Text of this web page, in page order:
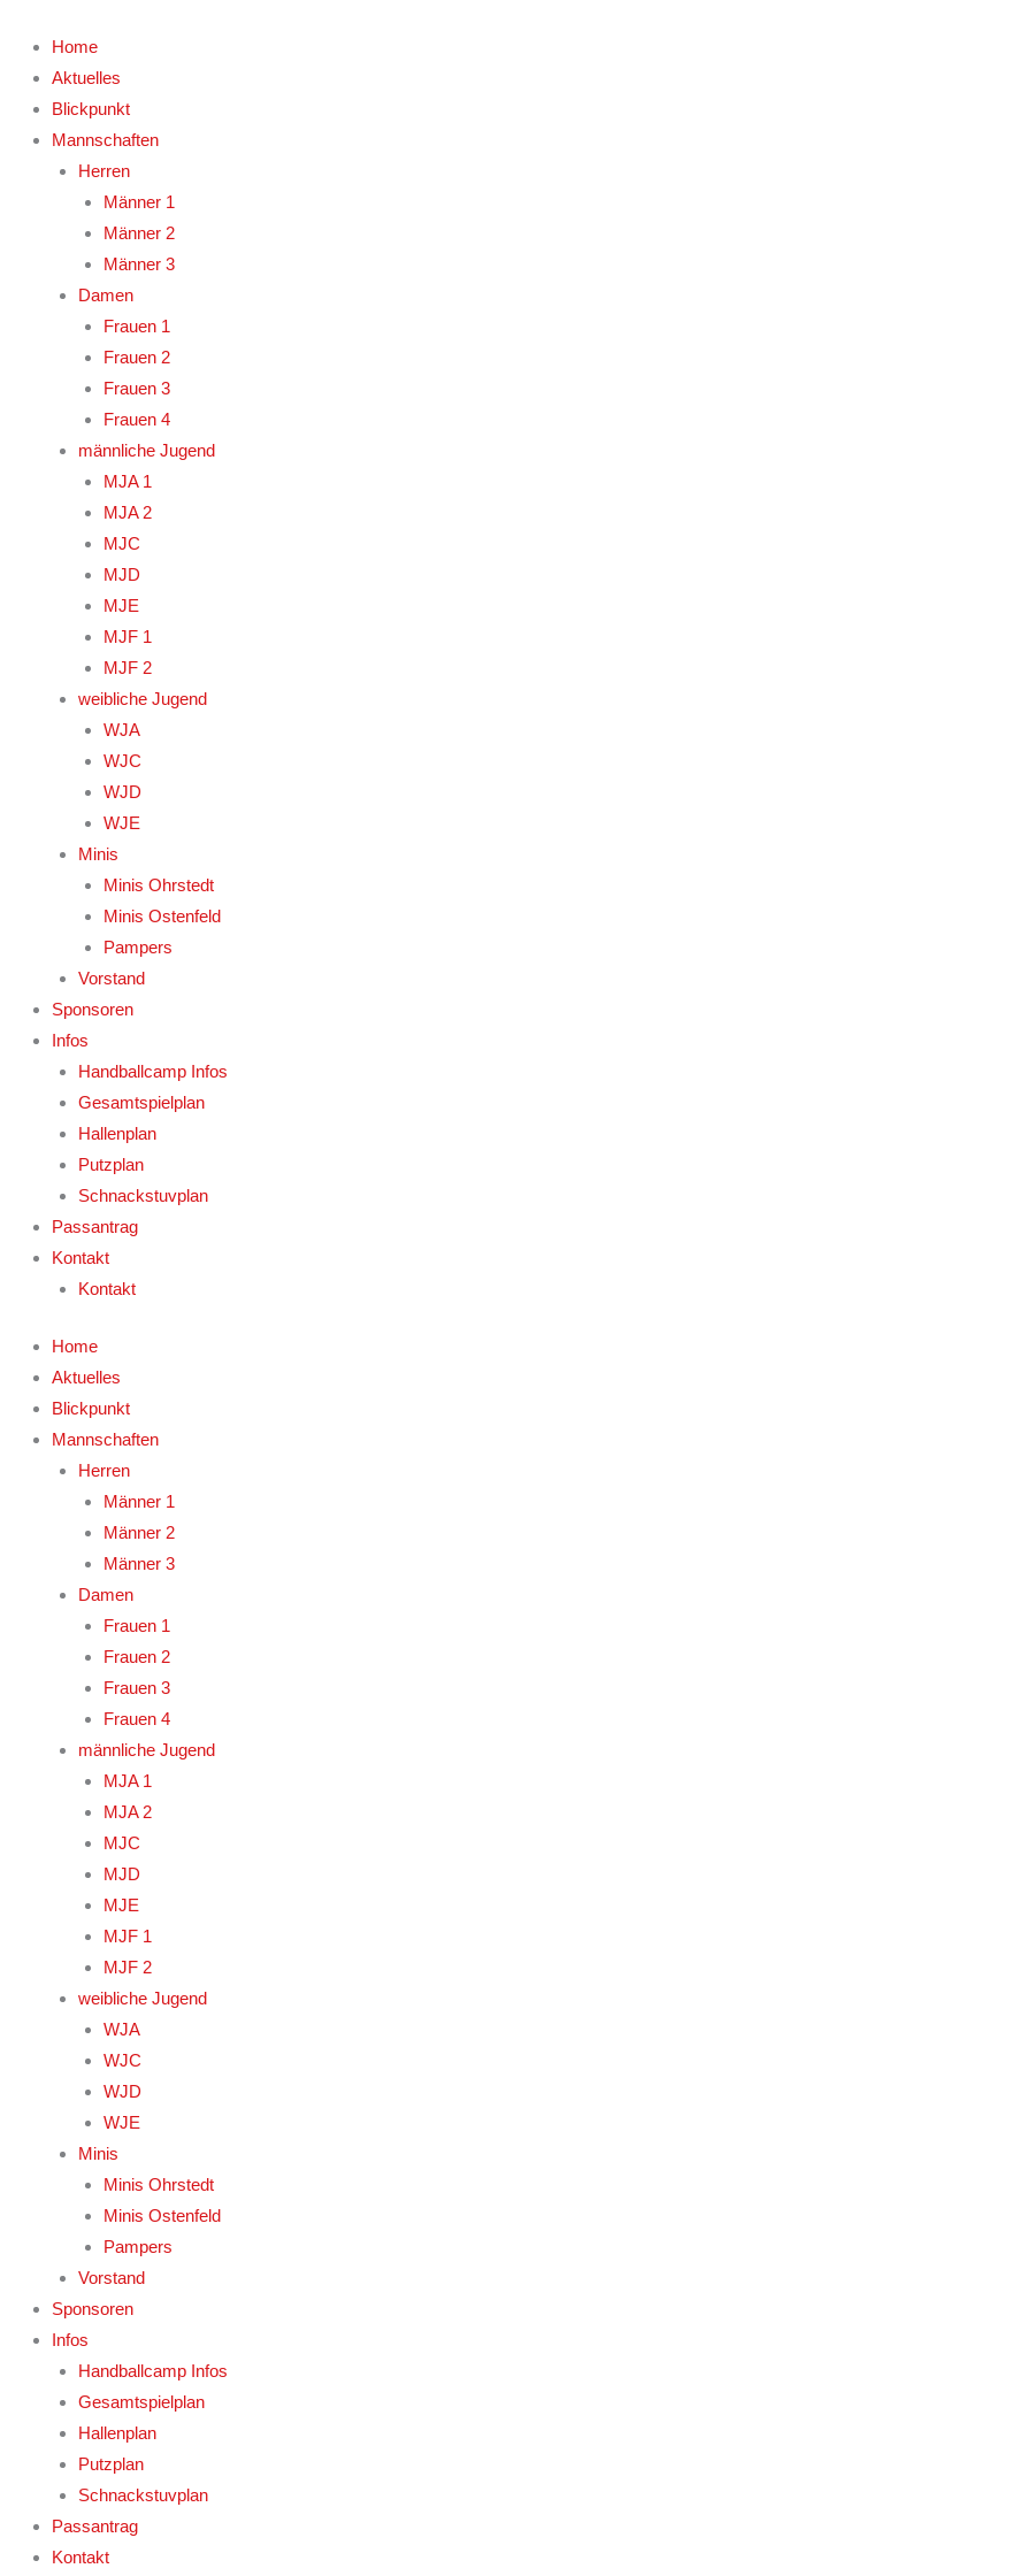
Inhalt
springen
Home
Aktuelles
Blickpunkt
Mannschaften
Herren
Männer 1
Männer 2
Männer 3
Damen
Frauen 1
Frauen 2
Frauen 3
Frauen 4
männliche Jugend
MJA 1
MJA 2
MJC
MJD
MJE
MJF 1
MJF 2
weibliche Jugend
WJA
WJC
WJD
WJE
Minis
Minis Ohrstedt
Minis Ostenfeld
Pampers
Vorstand
Sponsoren
Infos
Handballcamp Infos
Gesamtspielplan
Hallenplan
Putzplan
Schnackstuvplan
Passantrag
Kontakt
Kontakt
Home
Aktuelles
Blickpunkt
Mannschaften
Herren
Männer 1
Männer 2
Männer 3
Damen
Frauen 1
Frauen 2
Frauen 3
Frauen 4
männliche Jugend
MJA 1
MJA 2
MJC
MJD
MJE
MJF 1
MJF 2
weibliche Jugend
WJA
WJC
WJD
WJE
Minis
Minis Ohrstedt
Minis Ostenfeld
Pampers
Vorstand
Sponsoren
Infos
Handballcamp Infos
Gesamtspielplan
Hallenplan
Putzplan
Schnackstuvplan
Passantrag
Kontakt